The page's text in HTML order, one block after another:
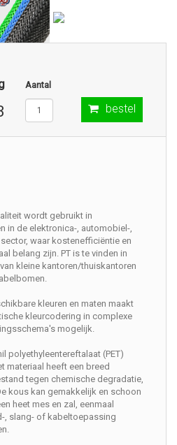
Aantal
bestel
wordt gebruikt in
in de elektronica-, automobiel-,
waar kostenefficiëntie en
belang zijn. PT is te vinden in
kleine kantoren/thuiskantoren
kleuren en maten maakt
kleurcodering in complexe
mogelijk.
polyethyleentereftalaat (PET)
materiaal heeft een breed
tegen chemische degradatie,
kous kan gemakkelijk en schoon
heet mes en zal, eenmaal
, slang- of kabeltoepassing